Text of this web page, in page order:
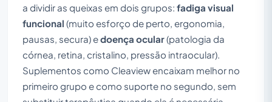
a dividir as queixas em dois grupos: fadiga visual
funcional (muito esforço de perto, ergonomia,
pausas, secura) edoença ocular(patologia da
córnea, retina, cristalino, pressão intraocular).
Suplementos como Cleaview encaixam melhor no
primeiro grupo e como suporte no segundo, sem